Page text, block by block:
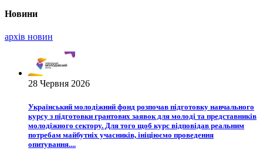
Новини
архiв новин
28 Червня 2026
Український молодіжний фонд розпочав підготовку навчального
курсу з підготовки грантових заявок для молоді та представників
молодіжного сектору. Для того щоб курс відповідав реальним
потребам майбутніх учасників, ініціюємо проведення
опитування....